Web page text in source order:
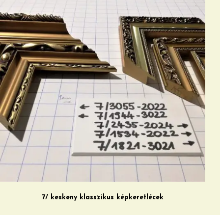
7/ keskeny klasszikus képkeretlécek